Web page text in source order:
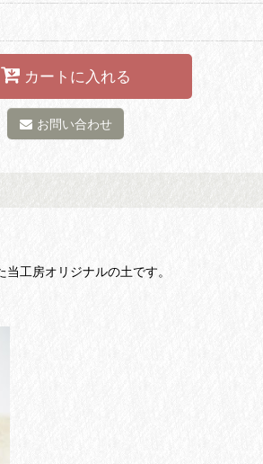
カートに入れる
お問い合わせ
工房オリジナルの土です。